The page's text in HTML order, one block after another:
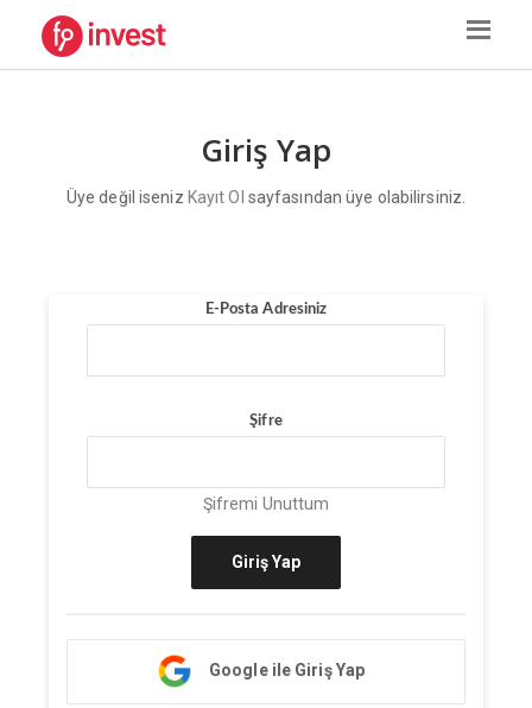
Giriş Yap
Üye değil iseniz Kayıt Ol sayfasından üye olabilirsiniz.
E-Posta Adresiniz
Şifre
Şifremi Unuttum
Giriş Yap
Google ile Giriş Yap